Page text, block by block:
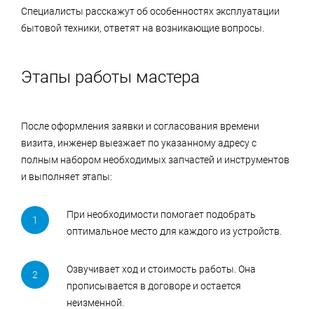
Специалисты расскажут об особенностях эксплуатации
бытовой техники, ответят на возникающие вопросы.
Этапы работы мастера
После оформления заявки и согласования времени
визита, инженер выезжает по указанному адресу с
полным набором необходимых запчастей и инструментов
и выполняет этапы:
При необходимости помогает подобрать
оптимальное место для каждого из устройств.
Озвучивает ход и стоимость работы. Она
прописывается в договоре и остается
неизменной.